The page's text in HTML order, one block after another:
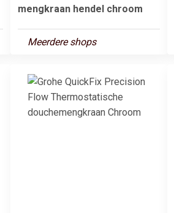
mengkraan hendel chroom
Meerdere shops